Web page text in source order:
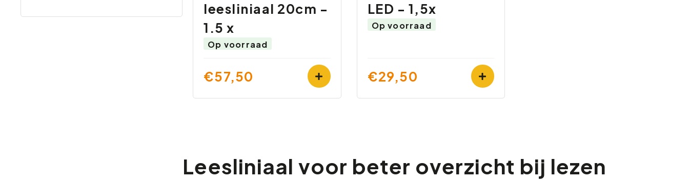
leesliniaal 20cm -
1.5 x
Op voorraad
€57,50
LED - 1,5x
Op voorraad
€29,50
Leesliniaal voor beter overzicht bij lezen